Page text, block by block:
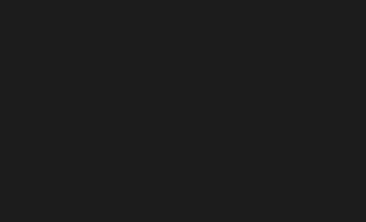
Το «Παράθυρο» είναι το πολιτιστικό ένθετο
και στατικές, κριτικές προσεγγίσεις, λοξές